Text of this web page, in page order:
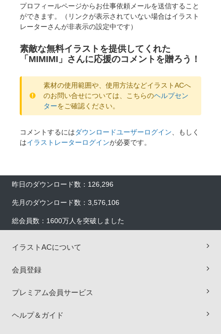
プロフィールページからお仕事依頼メールを送信すること
ができます。（リンクが表示されていない場合はイラスト
レーターさんが非表示の設定中です）
素敵な無料イラストを提供してくれた
「MIMIMI」さんに応援のコメントを贈ろう！
素材の使用範囲や、使用方法などイラストACへ
のお問い合せについては、こちらのヘルプセン
ターをご確認ください。
コメントするにはダウンロードユーザーログイン 、もしく
はイラストレーターログインが必要です。
昨日のダウンロード数：126,296
先月のダウンロード数：3,576,106
総会員数：1600万人を突破しました
イラストACについて
会員登録
プレミアム会員サービス
ヘルプ＆ガイド